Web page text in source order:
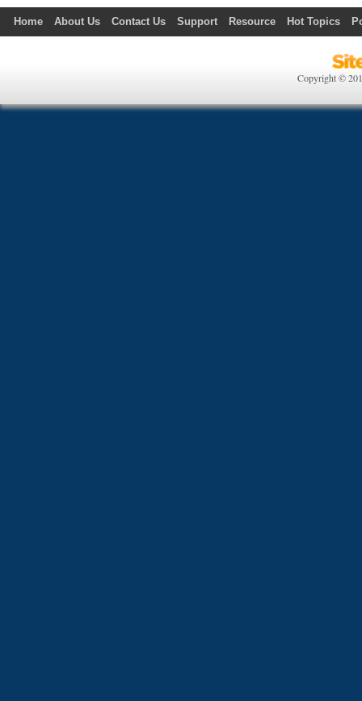
Home About Us Contact Us Support Resource Hot Topics
Copyright ©